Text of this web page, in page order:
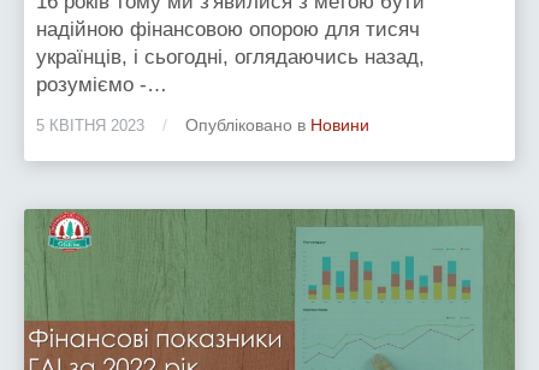
надійною фінансовою опорою для тисяч
українців, і сьогодні, оглядаючись назад,
розуміємо -…
5 КВІТНЯ 2023 / Опубліковано в Новини